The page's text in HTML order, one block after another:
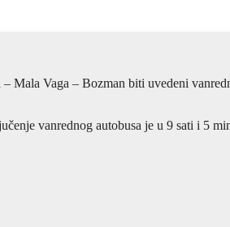
Mala Vaga – Bozman biti uvedeni
vanrednog autobusa je u 9 sati i 5